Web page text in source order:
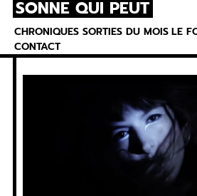
Skip
content
SONNE QUI PEUT
CHRONIQUES SORTIES DU MOIS LE
CONTACT